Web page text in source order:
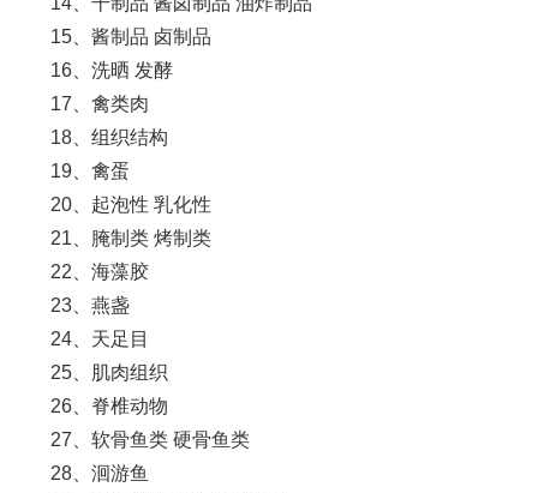
15、酱制品 卤制品
16、洗晒 发酵
17、禽类肉
18、组织结构
19、禽蛋
20、起泡性 乳化性
21、腌制类 烤制类
22、海藻胶
23、燕盏
24、天足目
25、肌肉组织
26、脊椎动物
27、软骨鱼类 硬骨鱼类
28、洄游鱼